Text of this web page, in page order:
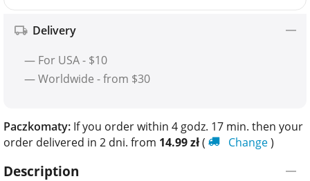
Delivery
— For USA - $10
— Worldwide - from $30
Paczkomaty: If you order within 4 godz. 17 min. then your
order delivered in 2 dni. from 14.99zł( Change)
Description